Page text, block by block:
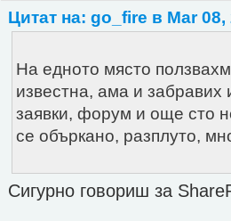
Цитат на: go_fire в Mar 08,
На едното място
известна, ама и забравих
заявки, форум и още сто
се объркано, разплуто,
Сигурно говориш за